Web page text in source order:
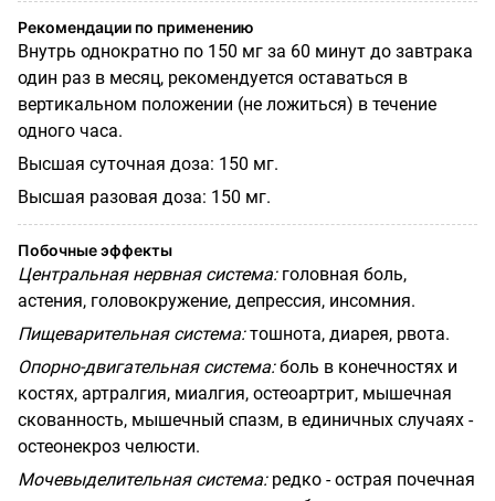
Рекомендации по применению
Внутрь однократно по 150 мг за 60 минут до завтрака
один раз в месяц, рекомендуется оставаться в
вертикальном положении (не ложиться) в течение
одного часа.
Высшая суточная доза: 150 мг.
Высшая разовая доза: 150 мг.
Побочные эффекты
Центральная нервная система: головная боль,
астения, головокружение, депрессия, инсомния.
Пищеварительная система:тошнота, диарея, рвота.
Опорно-двигательная система:боль в конечностях и
костях, артралгия, миалгия, остеоартрит, мышечная
скованность, мышечный спазм, в единичных случаях -
остеонекроз челюсти.
Мочевыделительная система:редко - острая почечная